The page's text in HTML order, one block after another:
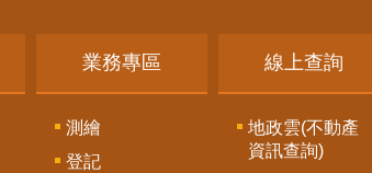
業務專區
測繪
登記
線上查詢
地政雲(不動產
資訊查詢)